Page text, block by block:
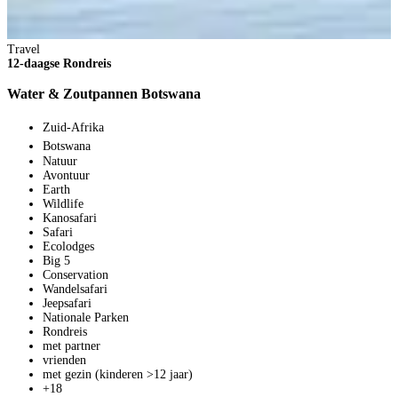
Travel
12-daagse Rondreis
Water & Zoutpannen Botswana
Zuid-Afrika
Botswana
Natuur
Avontuur
Earth
Wildlife
Kanosafari
Safari
Ecolodges
Big 5
Conservation
Wandelsafari
Jeepsafari
Nationale Parken
Rondreis
met partner
vrienden
met gezin (kinderen >12 jaar)
+18